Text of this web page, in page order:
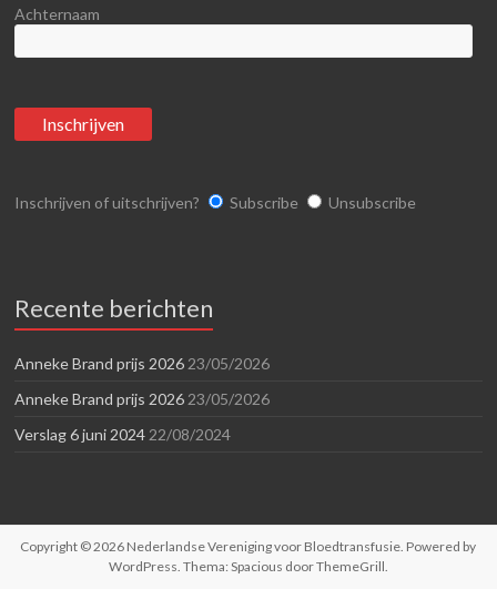
Achternaam
Inschrijven of uitschrijven? Subscribe Unsubscribe
Recente berichten
Anneke Brand prijs 2026 23/05/2026
Anneke Brand prijs 2026 23/05/2026
Verslag 6 juni 2024 22/08/2024
Copyright © 2026 Nederlandse Vereniging voor Bloedtransfusie. Powered by
WordPress. Thema: Spacious doorThemeGrill.